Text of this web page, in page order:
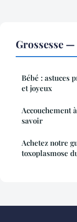
Grossesse
Bébé : astuces
et joyeux
Accouchement
savoir
Achetez notre
toxoplasmose